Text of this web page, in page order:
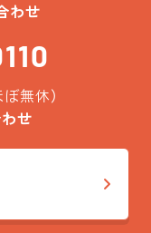
わせ
無休）
せ